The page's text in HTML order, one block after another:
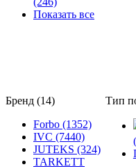
Показать все
Бренд (14)
Forbo (1352)
IVC (7440)
JUTEKS (324)
TARKETT
Тип